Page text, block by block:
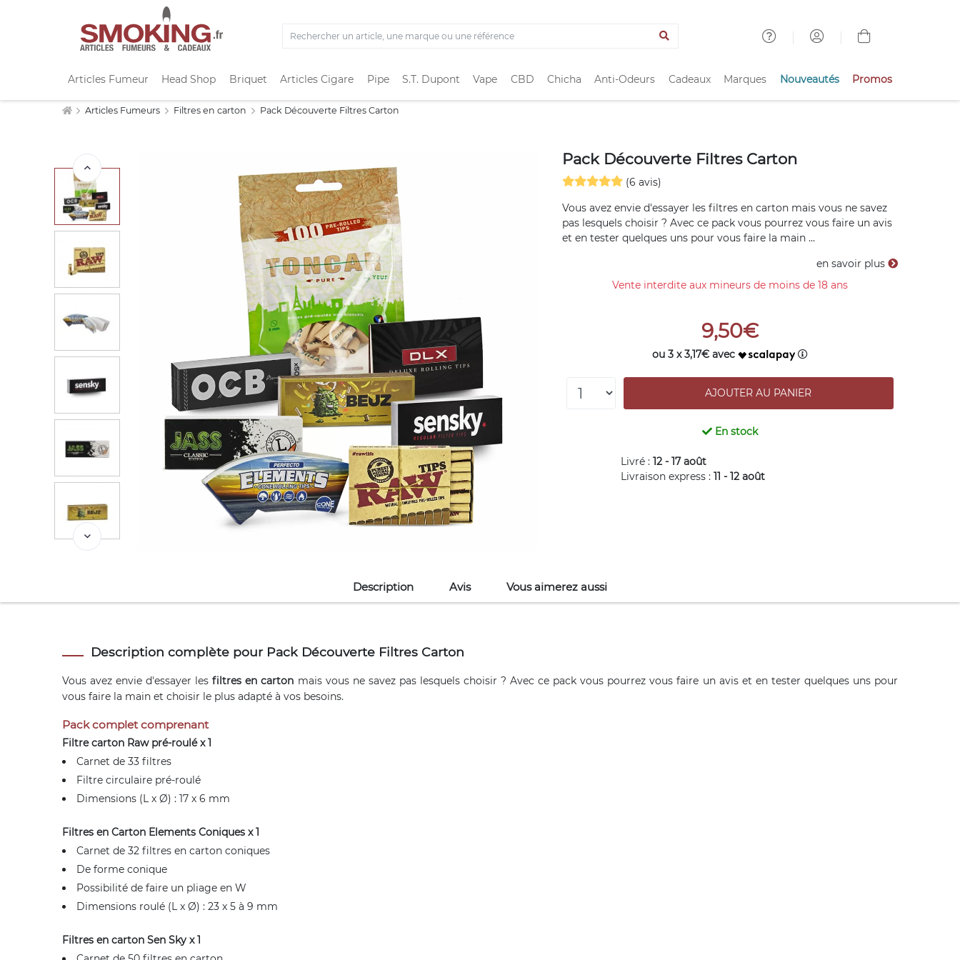
Articles Fumeur Head Shop Briquet Articles Cigare Pipe S.T. Dupont Vape CBD Chicha Anti-Odeurs Cadeaux Marques Nouveautés Promos
Articles Fumeurs Filtres en carton Pack Découverte Filtres Carton
Pack Découverte Filtres Carton
(6 avis)
Vous avez envie d'essayer les filtres en carton mais vous ne savez
pas lesquels choisir ? Avec ce pack vous pourrez vous faire un avis
et en tester quelques uns pour vous faire la main ...
en savoir plus
Vente interdite aux mineurs de moins de 18 ans
9,50€
ou 3 x 3,17€ avec
En stock
Livré :12 - 17 août
Livraison express :11 - 12 août
Description Avis Vous aimerez aussi
Description complète pour Pack Découverte Filtres Carton
Vous avez envie d'essayer lesfiltres en carton mais vous ne savez pas lesquels choisir ? Avec ce pack vous pourrez vous faire un avis et en tester quelques uns pour
vous faire la main et choisir le plus adapté à vos besoins.
Pack complet comprenant
Filtre carton Raw pré-roulé x 1
Carnet de 33 filtres
Filtre circulaire pré-roulé
Dimensions (L x Ø) : 17 x 6 mm
Filtres en Carton Elements Coniques x 1
Carnet de 32 filtres en carton coniques
De forme conique
Possibilité de faire un pliage en W
Dimensions roulé (L x Ø) : 23 x 5 à 9 mm
Filtres en carton Sen Sky x 1